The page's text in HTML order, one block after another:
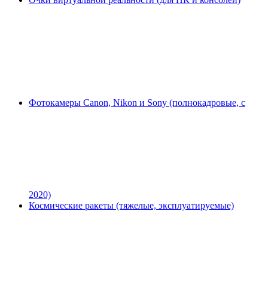
Фотокамеры Canon, Nikon и Sony (полнокадровые, с
2020)
Космические ракеты (тяжелые, эксплуатируемые)